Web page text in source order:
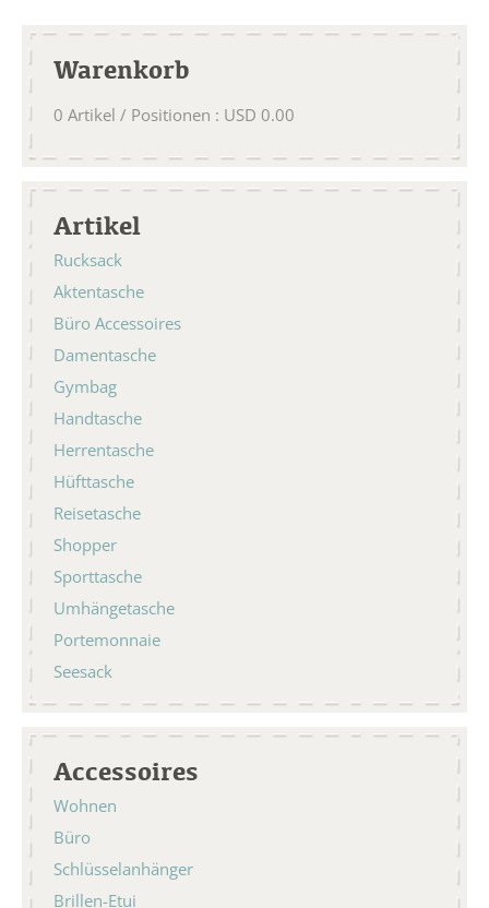
Warenkorb
0 Artikel / Positionen : USD 0.00
Artikel
Rucksack
Aktentasche
Büro Accessoires
Damentasche
Gymbag
Handtasche
Herrentasche
Hüfttasche
Reisetasche
Shopper
Sporttasche
Umhängetasche
Portemonnaie
Seesack
Accessoires
Wohnen
Büro
Schlüsselanhänger
Brillen-Etui